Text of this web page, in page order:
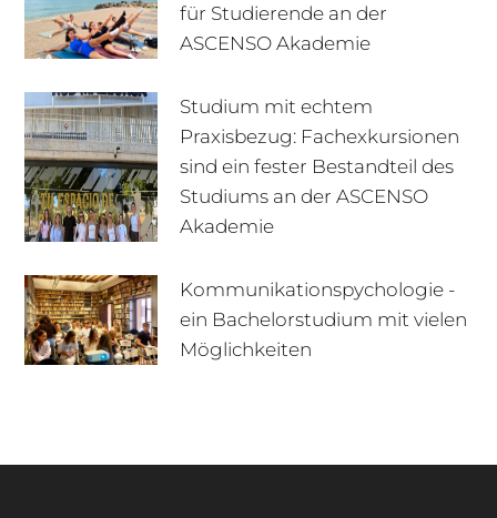
+49 170 222 77 66 Infotage
für Studierende an der
ASCENSO Akademie
Studium mit echtem
Praxisbezug: Fachexkursionen
sind ein fester Bestandteil des
Studiums an der ASCENSO
Akademie
Kommunikationspychologie -
ein Bachelorstudium mit vielen
Möglichkeiten